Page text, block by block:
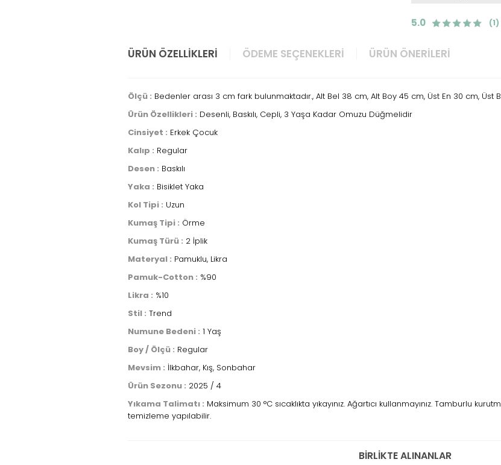
5.0 (1)
ÜRÜN ÖZELLIKLERI ÖDEME SEÇENEKLERI ÜRÜN ÖNERILERI
Ölçü : Bedenler arası 3 cm fark bulunmaktadır., Alt Bel 38 cm, Alt Boy 45 cm, Üst En 30 cm, Üst
Ürün Özellikleri : Desenli, Baskılı, Cepli, 3 Yaşa Kadar Omuzu Düğmelidir
Cinsiyet : Erkek Çocuk
Kalıp : Regular
Desen : Baskılı
Yaka : Bisiklet Yaka
Kol Tipi : Uzun
Kumaş Tipi : Örme
Kumaş Türü : 2 İplik
Materyal : Pamuklu, Likra
Pamuk-Cotton : %90
Likra : %10
Stil : Trend
Numune Bedeni : 1 Yaş
Boy / Ölçü : Regular
Mevsim : İlkbahar, Kış, Sonbahar
Ürün Sezonu : 2025 / 4
Yıkama Talimatı : Maksimum 30 °C sıcaklıkta yıkayınız. Ağartıcı kullanmayınız. Tamburlu
temizleme yapılabilir.